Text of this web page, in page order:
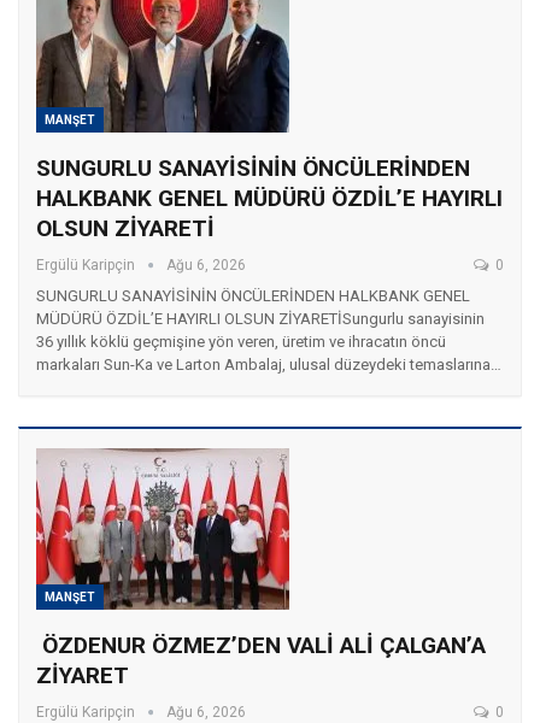
MANŞET
SUNGURLU SANAYİSİNİN ÖNCÜLERİNDEN
HALKBANK GENEL MÜDÜRÜ ÖZDİL’E HAYIRLI
OLSUN ZİYARETİ
Ergülü Karipçin Ağu 6, 2026 0
SUNGURLU SANAYİSİNİN ÖNCÜLERİNDEN HALKBANK GENEL
MÜDÜRÜ ÖZDİL’E HAYIRLI OLSUN ZİYARETİ ​Sungurlu sanayisinin
36 yıllık köklü geçmişine yön veren, üretim ve ihracatın öncü
markaları Sun-Ka ve Larton Ambalaj, ulusal düzeydeki temaslarına…
MANŞET
ÖZDENUR ÖZMEZ’DEN VALİ ALİ ÇALGAN’A
ZİYARET
Ergülü Karipçin Ağu 6, 2026 0